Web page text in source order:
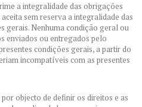
a integralidade das obrigações
sem reserva a integralidade das
gerais. Nenhuma condição geral ou
enviados ou entregados pelo
condições gerais, a partir do
incompatíveis com as presentes
objecto de definir os direitos e as